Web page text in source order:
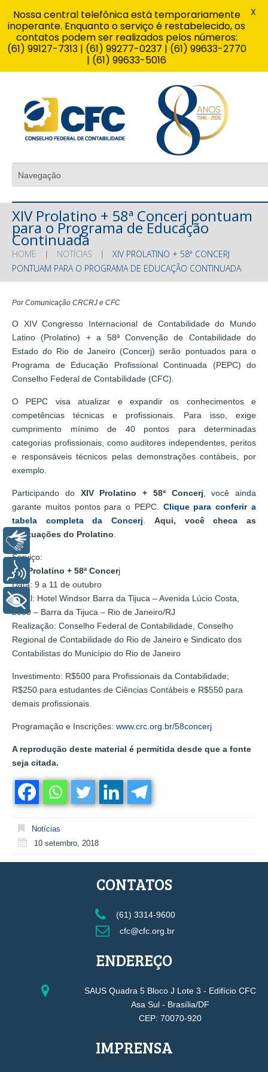
XIV Prolatino + 58ª Concerj pontuam
para o Programa de Educação
Continuada
HOME NOTÍCIAS
XIV PROLATINO + 58ª CONCERJ
PONTUAM PARA O PROGRAMA DE EDUCAÇÃO CONTINUADA
Por Comunicação CRCRJ e CFC
O XIV Congresso Internacional de Contabilidade do Mundo
Latino (Prolatino) + a 58ª Convenção de Contabilidade do
Estado do Rio de Janeiro (Concerj) serão pontuados para o
Programa de Educação Profissional Continuada (PEPC) do
Conselho Federal de Contabilidade (CFC).
O PEPC visa atualizar e expandir os conhecimentos e
competências técnicas e profissionais. Para isso, exige
cumprimento mínimo de 40 pontos para determinadas
categorias profissionais, como auditores independentes, peritos
e responsáveis técnicos pelas demonstrações contábeis, por
exemplo.
Participando do XIV Prolatino + 58ª Concerj , você ainda
garante muitos pontos para o PEPC. Clique para conferir a
tabela completa da Concerj
Aqui, você checa as
pontuações do Prolatino
Serviço:
XIV Prolatino + 58ª Concerj
Data: 9 a 11 de outubro
Local: Hotel Windsor Barra da Tijuca – Avenida Lúcio Costa,
2630 – Barra da Tijuca – Rio de Janeiro/RJ
Realização: Conselho Federal de Contabilidade, Conselho
Regional de Contabilidade do Rio de Janeiro e Sindicato dos
Contabilistas do Município do Rio de Janeiro
Investimento: R$500 para Profissionais da Contabilidade;
R$250 para estudantes de Ciências Contábeis e R$550 para
demais profissionais.
Programação e Inscrições: www.crc.org.br/58concerj
A reprodução deste material é permitida desde que a fonte
seja citada.
Notícias
10 setembro, 2018
CONTATOS
(61) 3314-9600
cfc@cfc.org.br
ENDEREÇO
SAUS Quadra 5 Bloco J Lote 3 - Edifício CFC
Asa Sul - Brasília/DF
CEP: 70070-920
IMPRENSA
Nossa central telefônica está temporariamente
inoperante. Enquanto o serviço é restabelecido, os
contatos podem ser realizados pelos números:
(61) 99127-7313 | (61) 99277-0237 | (61) 99633-2770
| (61) 99633-5016
X
Libras
Voz
+ Acessibilidade